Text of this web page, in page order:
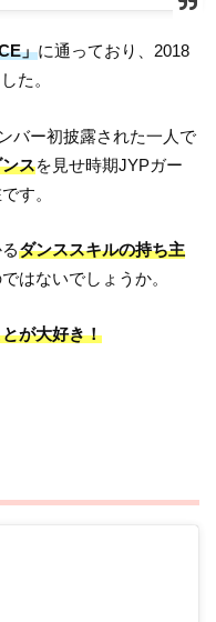
」に通っており、2018
た。
バー初披露された一人で
スを見せ時期JYPガー
す。
ダンススキルの持ち主
はないでしょうか。
が大好き！